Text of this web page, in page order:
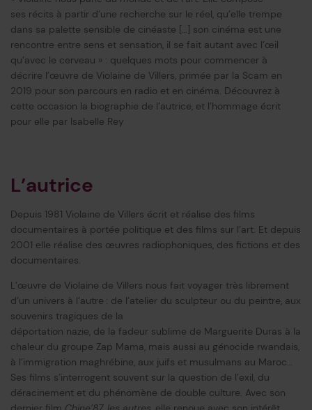
ses récits à partir d’une recherche sur le réel, qu’elle trempe
dans sa palette sensible de cinéaste […] son cinéma est une
rencontre entre sens et sensation, il se fait autant avec l’œil
qu’avec le cerveau » : quelques mots pour commencer à
décrire l’œuvre de Violaine de Villers, primée par la Scam en
2019 pour son parcours en radio et en cinéma. Découvrez à
cette occasion la biographie de l’autrice, et l’hommage écrit
pour elle par Isabelle Rey
L’autrice
Depuis 1981 Violaine de Villers écrit et réalise des films
documentaires à portée politique et des films sur l’art. Et depuis
2001 elle réalise des œuvres radiophoniques, des fictions et des
documentaires.
L’œuvre de Violaine de Villers nous fait voyager très librement
d’un univers à l’autre : de l’atelier du sculpteur ou du peintre, aux
souvenirs tragiques de la
déportation nazie, de la fadeur sublime de Marguerite Duras à la
chaleur du groupe Zap Mama, mais aussi au génocide rwandais,
à l’immigration maghrébine, aux juifs et musulmans au Maroc…
Ses films s’interrogent souvent sur la question de l’exil, du
déracinement et du phénomène de double culture. Avec son